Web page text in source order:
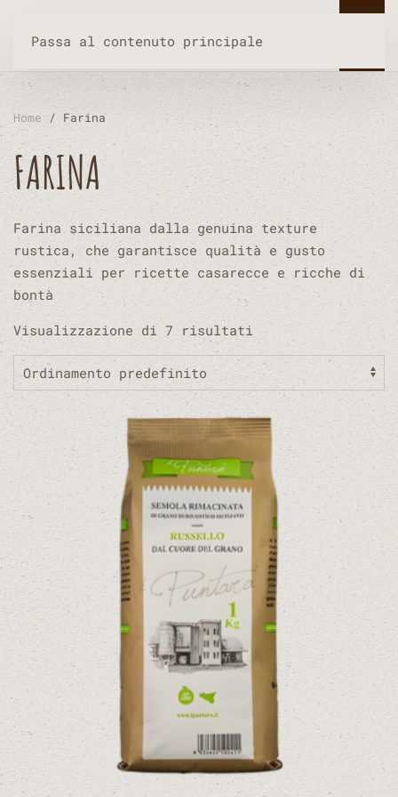
Passa al contenuto principale
Home / Farina
FARINA
Farina siciliana dalla genuina texture
rustica, che garantisce qualità e gusto
essenziali per ricette casarecce e ricche di
bontà
Visualizzazione di 7 risultati